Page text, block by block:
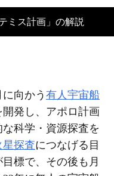
ミス計画」の解説
向かう 有人宇宙船
開発し、アポロ計画
な科学・資源探査を
星探査につなげる目
標で、その後も月